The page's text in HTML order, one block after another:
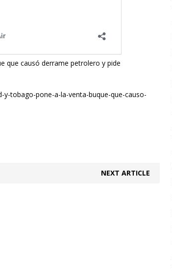
que causó derrame petrolero y pide
tobago-pone-a-la-venta-buque-que-causo-
NEXT ARTICLE